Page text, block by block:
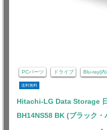
PCパーツ ドライブ Blu-ray(内
送料無料
Hitachi-LG Data Storage
BH14NS58 BK (ブラック